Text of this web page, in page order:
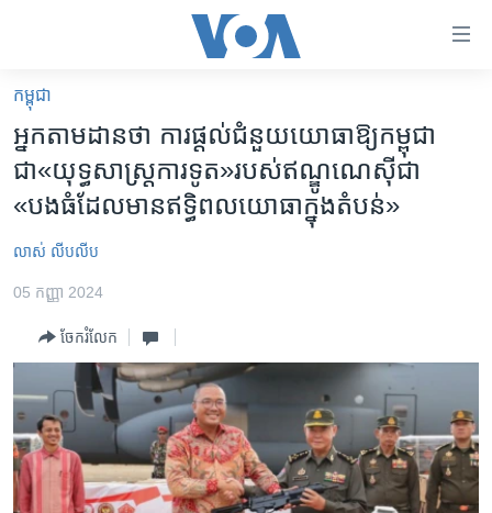
គេហទំព័រ​
ទាក់ទង
រំលង​
និង​
ចូល​
ទំព័រ​
ព័ត៌មាន​​
រំលង​
ចូល​
ទៅ​
ទំព័រ​
រចនា
កម្ពុជា
អន្តរជាតិ
អាមេរិក
ព្រឹត្តិការណ៍ព័ត៌មាន
ទូរទស្សន៍ / វីដេអូ​
វិទ្យុ / ផតខាសថ៍
កម្មវិធីទាំងអស់
កម្ពុជា
អ្នក​តាមដាន​ថា ការ​ផ្តល់​ជំនួយ​យោធា​ឱ្យ​កម្ពុជា​
ជា«យុទ្ធសាស្រ្ត​ការ​ទូត»​របស់​ឥណ្ឌូណេស៊ី​​ជា​
«បងធំ​ដែល​មាន​ឥទ្ធិពល​យោធា​ក្នុង​តំបន់»
លាស់ លីបលីប
05 កញ្ញា 2024
ចែករំលែក